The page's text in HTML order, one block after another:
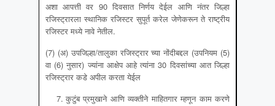
अशा आपत्ती वर 90 दिवसात निर्णय देईल आणि नंतर जिल्हा
रजिस्ट्रारला स्थानिक रजिस्टर सुपूर्त करेल जेणेकरून ते राष्ट्रीय
रजिस्टर मध्ये नावे नेतील.
(7) (अ) उपजिल्हा/तालुका रजिस्ट्रार च्या नोंदीबद्दल (उपनियम (5)
वा (6) नुसार) ज्यांना आक्षेप आहे त्यांना 30 दिवसांच्या आत जिल्हा
रजिस्ट्रार कडे अपील करता येईल
कुटुंब प्रमुखाने आणि व्यक्तीने माहितगार म्हणून काम करणे